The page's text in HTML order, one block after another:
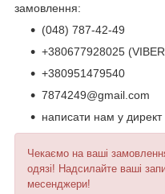
замовлення:
(048) 787-42-49
+380677928025
+380951479540
7874249@gmail.com
написати нам у директ
Чекаємо на ваші
одязі! Надсилайте ваші
месенджери!